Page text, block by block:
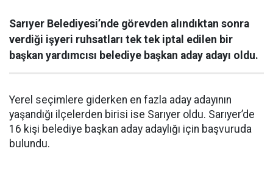
Sarıyer Belediyesi’nde görevden alındıktan sonra
verdiği işyeri ruhsatları tek tek iptal edilen bir
başkan yardımcısı belediye başkan aday adayı oldu.
Yerel seçimlere giderken en fazla aday adayının
yaşandığı ilçelerden birisi ise Sarıyer oldu. Sarıyer’de
16 kişi belediye başkan aday adaylığı için başvuruda
bulundu.